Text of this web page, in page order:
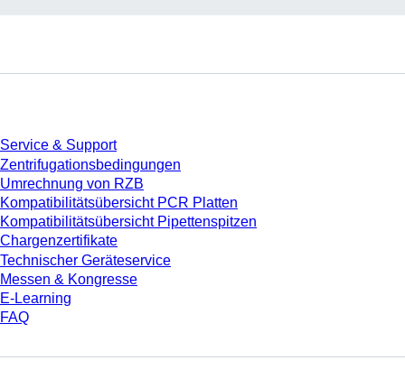
Service & Support
Zentrifugationsbedingungen
Umrechnung von RZB
Kompatibilitätsübersicht PCR Platten
Kompatibilitätsübersicht Pipettenspitzen
Chargenzertifikate
Technischer Geräteservice
Messen & Kongresse
E-Learning
FAQ